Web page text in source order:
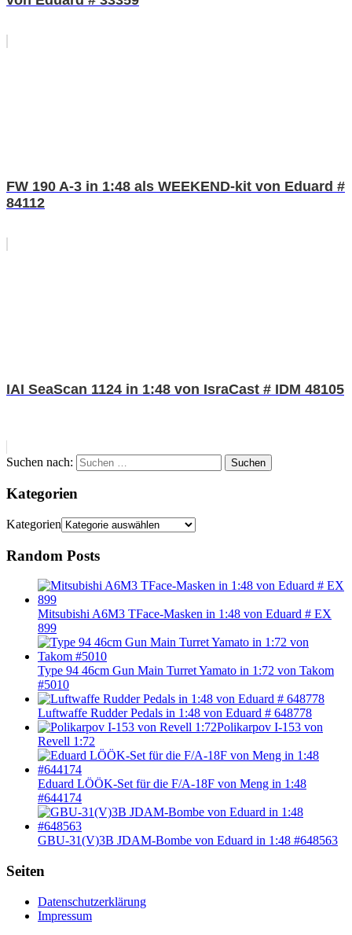
FW 190 A-3 in 1:48 als WEEKEND-kit von Eduard #
84112
IAI SeaScan 1124 in 1:48 von IsraCast # IDM 48105
Suchen nach: Suchen
Kategorien
Kategorien
Random Posts
Mitsubishi A6M3 TFace-Masken in 1:48 von Eduard # EX
899
Type 94 46cm Gun Main Turret Yamato in 1:72 von Takom
#5010
Luftwaffe Rudder Pedals in 1:48 von Eduard # 648778
Polikarpov I-153 von
Revell 1:72
Eduard LÖÖK-Set für die F/A-18F von Meng in 1:48
#644174
GBU-31(V)3B JDAM-Bombe von Eduard in 1:48 #648563
Seiten
Datenschutzerklärung
Impressum